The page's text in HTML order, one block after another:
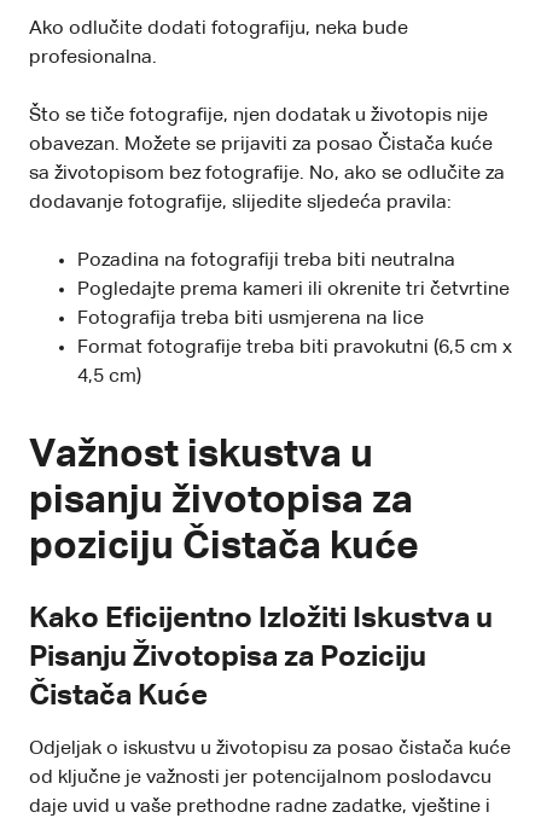
Ako odlučite dodati fotografiju, neka bude
profesionalna.
Što se tiče fotografije, njen dodatak u životopis nije
obavezan. Možete se prijaviti za posao Čistača kuće
sa životopisom bez fotografije. No, ako se odlučite za
dodavanje fotografije, slijedite sljedeća pravila:
Pozadina na fotografiji treba biti neutralna
Pogledajte prema kameri ili okrenite tri četvrtine
Fotografija treba biti usmjerena na lice
Format fotografije treba biti pravokutni (6,5 cm x
4,5 cm)
Važnost iskustva u
pisanju životopisa za
poziciju Čistača kuće
Kako Eficijentno Izložiti Iskustva u
Pisanju Životopisa za Poziciju
Čistača Kuće
Odjeljak o iskustvu u životopisu za posao čistača kuće
od ključne je važnosti jer potencijalnom poslodavcu
daje uvid u vaše prethodne radne zadatke, vještine i